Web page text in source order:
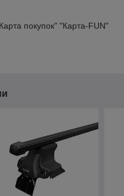
покупок" "Карта-FUN"